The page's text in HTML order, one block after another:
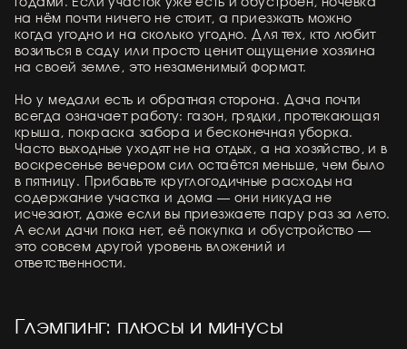
на нём почти ничего не стоит, а приезжать можно
когда угодно и на сколько угодно. Для тех, кто любит
возиться в саду или просто ценит ощущение хозяина
на своей земле, это незаменимый формат.
Но у медали есть и обратная сторона. Дача почти
всегда означает работу: газон, грядки, протекающая
крыша, покраска забора и бесконечная уборка.
Часто выходные уходят не на отдых, а на хозяйство, и в
воскресенье вечером сил остаётся меньше, чем было
в пятницу. Прибавьте круглогодичные расходы на
содержание участка и дома — они никуда не
исчезают, даже если вы приезжаете пару раз за лето.
А если дачи пока нет, её покупка и обустройство —
это совсем другой уровень вложений и
ответственности.
Глэмпинг: плюсы и минусы